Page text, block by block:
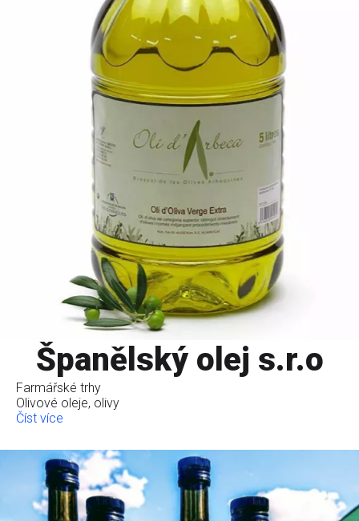
Španělský olej s.r.o
Farmářské trhy
Olivové oleje, olivy
Číst více